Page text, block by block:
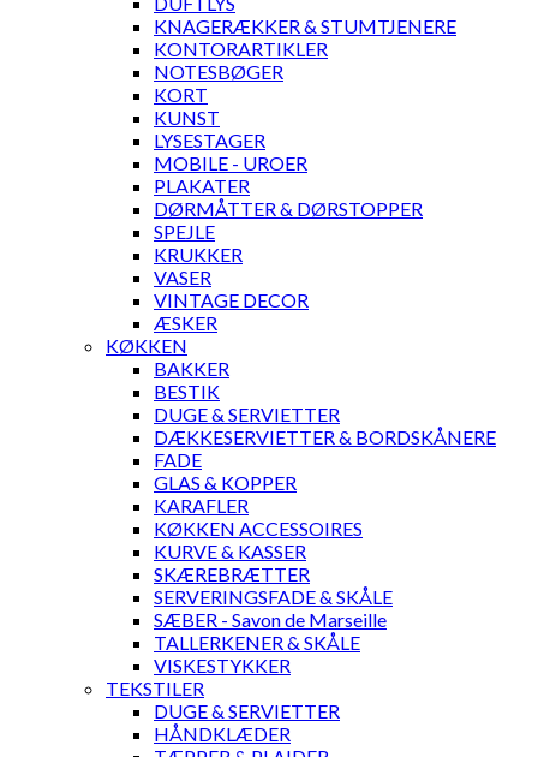
KNAGERÆKKER & STUMTJENERE
KONTORARTIKLER
NOTESBØGER
KORT
KUNST
LYSESTAGER
MOBILE - UROER
PLAKATER
DØRMÅTTER & DØRSTOPPER
SPEJLE
KRUKKER
VASER
VINTAGE DECOR
ÆSKER
KØKKEN
BAKKER
BESTIK
DUGE & SERVIETTER
DÆKKESERVIETTER & BORDSKÅNERE
FADE
GLAS & KOPPER
KARAFLER
KØKKEN ACCESSOIRES
KURVE & KASSER
SKÆREBRÆTTER
SERVERINGSFADE & SKÅLE
SÆBER - Savon de Marseille
TALLERKENER & SKÅLE
VISKESTYKKER
TEKSTILER
DUGE & SERVIETTER
HÅNDKLÆDER